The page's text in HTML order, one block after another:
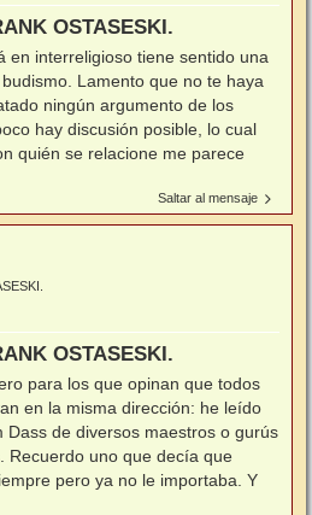
OSTASESKI.
en interreligioso tiene sentido una
Lamento que no te haya
ningún argumento de los
hay discusión posible, lo cual
quién se relacione me parece
Saltar al mensaje
OSTASESKI.
para los que opinan que todos
en la misma dirección: he leído
Dass de diversos maestros o gurús
Recuerdo uno que decía que
pero ya no le importaba. Y